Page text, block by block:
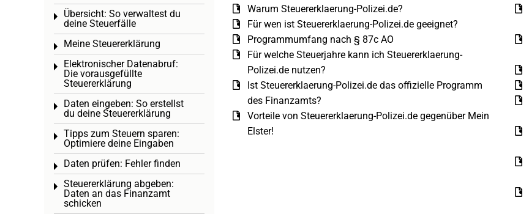
Warum Steuererklaerung-Polizei.de?
Für wen ist Steuererklaerung-Polizei.de geeignet?
Programmumfang nach § 87c AO
Für welche Steuerjahre kann ich Steuererklaerung-
Polizei.de nutzen?
Ist Steuererklaerung-Polizei.de das offizielle Programm
des Finanzamts?
Vorteile von Steuererklaerung-Polizei.de gegenüber Mein
Elster!
Übersicht: So verwaltest du
deine Steuerfälle
Toggle menu
Meine Steuererklärung
Toggle menu
Elektronischer Datenabruf:
Die vorausgefüllte
Steuererklärung
Toggle menu
Daten eingeben: So erstellst
du deine Steuererklärung
Toggle menu
Tipps zum Steuern sparen:
Optimiere deine Eingaben
Toggle menu
Daten prüfen: Fehler finden
Toggle menu
Steuererklärung abgeben:
Daten an das Finanzamt
schicken
Toggle menu